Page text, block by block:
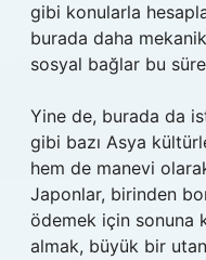
gibi konularla
burada daha
sosyal bağlar bu
Yine de, burada da
gibi bazı Asya
hem de manevi
Japonlar, birinden
ödemek için sonuna
almak, büyük bir